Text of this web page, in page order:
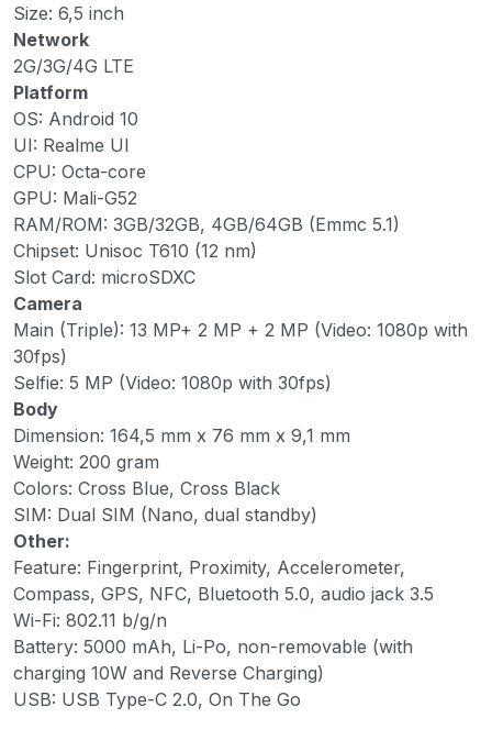
Size: 6,5 inch
Network
2G/3G/4G LTE
Platform
OS: Android 10
UI: Realme UI
CPU: Octa-core
GPU: Mali-G52
RAM/ROM: 3GB/32GB, 4GB/64GB (Emmc 5.1)
Chipset: Unisoc T610 (12 nm)
Slot Card: microSDXC
Camera
Main (Triple): 13 MP+ 2 MP + 2 MP (Video: 1080p with
30fps)
Selfie: 5 MP (Video: 1080p with 30fps)
Body
Dimension: 164,5 mm x 76 mm x 9,1 mm
Weight: 200 gram
Colors: Cross Blue, Cross Black
SIM: Dual SIM (Nano, dual standby)
Other:
Feature: Fingerprint, Proximity, Accelerometer,
Compass, GPS, NFC, Bluetooth 5.0, audio jack 3.5
Wi-Fi: 802.11 b/g/n
Battery: 5000 mAh, Li-Po, non-removable (with
charging 10W and Reverse Charging)
USB: USB Type-C 2.0, On The Go